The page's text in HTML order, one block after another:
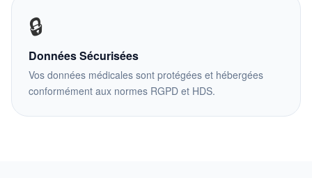
🔒
Données Sécurisées
Vos données médicales sont protégées et hébergées
conformément aux normes RGPD et HDS.